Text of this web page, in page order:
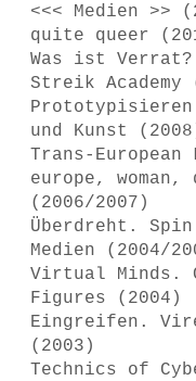
<<< Medien >>
quite queer
Was ist Verrat?
Streik Academy
und Kunst
Trans-
europe,
(2006/2007)
Überdreht.
Medien (2004/
Virtual Minds.
Figures (2004)
Eingreifen.
(2003)
Technics of